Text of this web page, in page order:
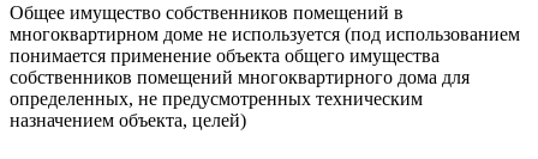
Общее имущество собственников помещений в
многоквартирном доме не используется (под использованием
понимается применение объекта общего имущества
собственников помещений многоквартирного дома для
определенных, не предусмотренных техническим
назначением объекта, целей)